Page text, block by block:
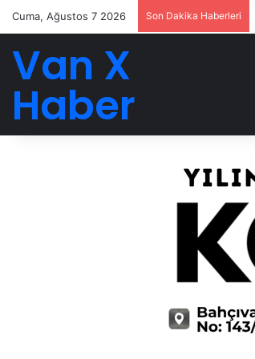
Cuma, Ağustos 7 2026 Son Dakika Haberleri
Van X
Haber